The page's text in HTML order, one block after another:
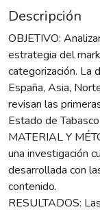
Descripción
OBJETIVO:
estrategia del
categorización. La
España, Asia,
revisan las
Estado de
MATERIAL Y
una investigación
desarrollada con
contenido.
RESULTADOS: